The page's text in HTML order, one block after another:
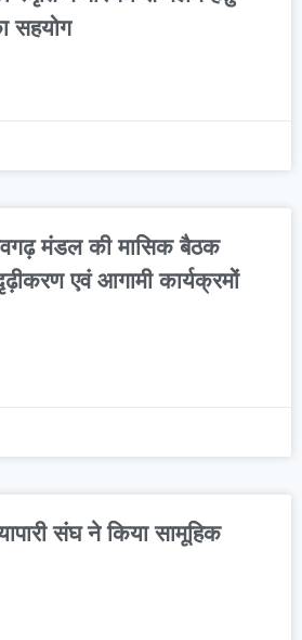
सहयोग
मंडल की मासिक बैठक
एवं आगामी कार्यक्रमों
संघ ने किया सामूहिक